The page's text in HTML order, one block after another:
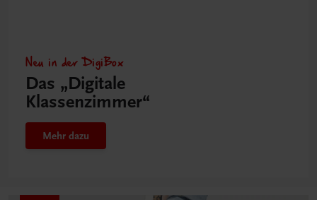
Neu in der DigiBox
Das „Digitale
Klassenzimmer“
Mehr dazu